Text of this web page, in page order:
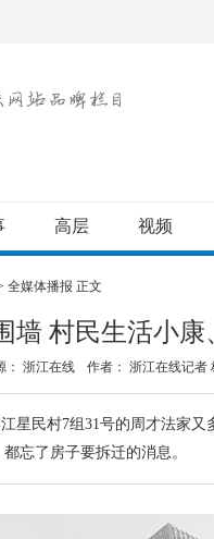
高层 视频
全媒体播报 正文
墙 村民生活小康
： 浙江在线 作者： 浙江在线记者
星民村7组31号的周才法家
忘了房子要拆迁的消息。